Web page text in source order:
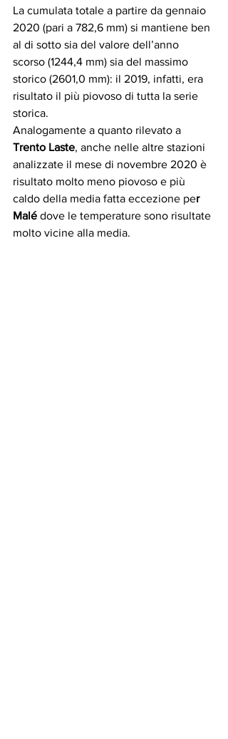
La cumulata totale a partire da gennaio
2020 (pari a 782,6 mm) si mantiene ben
al di sotto sia del valore dell’anno
scorso (1244,4 mm) sia del massimo
storico (2601,0 mm): il 2019, infatti, era
risultato il più piovoso di tutta la serie
storica.
Analogamente a quanto rilevato a
Trento Laste, anche nelle altre stazioni
analizzate il mese di novembre 2020 è
risultato molto meno piovoso e più
caldo della media fatta eccezione per
Malé dove le temperature sono risultate
molto vicine alla media.